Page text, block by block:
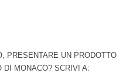
PRESENTARE UN PRODOTTO
DI MONACO? SCRIVI A: